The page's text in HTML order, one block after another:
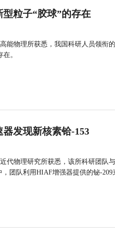
粒子“胶球”的存在
能物理所获悉，我国科研人员领衔
。
发现新核素铪-153
代物理研究所获悉，该所科研团队
，团队利用HIAF增强器提供的铋-